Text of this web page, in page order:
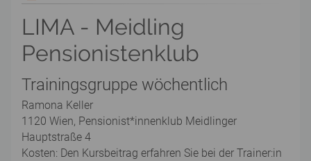
LIMA - Meidling
Pensionistenklub
Trainingsgruppe wöchentlich
Ramona Keller
1120 Wien, Pensionist*innenklub Meidlinger
Hauptstraße 4
Kosten: Den Kursbeitrag erfahren Sie bei der Trainer:in